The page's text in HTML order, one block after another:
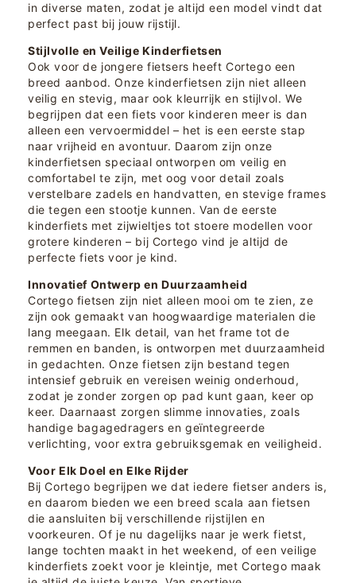
in diverse maten, zodat je altijd een model vindt dat
perfect past bij jouw rijstijl.
Stijlvolle en Veilige Kinderfietsen
Ook voor de jongere fietsers heeft Cortego een
breed aanbod. Onze kinderfietsen zijn niet alleen
veilig en stevig, maar ook kleurrijk en stijlvol. We
begrijpen dat een fiets voor kinderen meer is dan
alleen een vervoermiddel – het is een eerste stap
naar vrijheid en avontuur. Daarom zijn onze
kinderfietsen speciaal ontworpen om veilig en
comfortabel te zijn, met oog voor detail zoals
verstelbare zadels en handvatten, en stevige frames
die tegen een stootje kunnen. Van de eerste
kinderfiets met zijwieltjes tot stoere modellen voor
grotere kinderen – bij Cortego vind je altijd de
perfecte fiets voor je kind.
Innovatief Ontwerp en Duurzaamheid
Cortego fietsen zijn niet alleen mooi om te zien, ze
zijn ook gemaakt van hoogwaardige materialen die
lang meegaan. Elk detail, van het frame tot de
remmen en banden, is ontworpen met duurzaamheid
in gedachten. Onze fietsen zijn bestand tegen
intensief gebruik en vereisen weinig onderhoud,
zodat je zonder zorgen op pad kunt gaan, keer op
keer. Daarnaast zorgen slimme innovaties, zoals
handige bagagedragers en geïntegreerde
verlichting, voor extra gebruiksgemak en veiligheid.
Voor Elk Doel en Elke Rijder
Bij Cortego begrijpen we dat iedere fietser anders is,
en daarom bieden we een breed scala aan fietsen
die aansluiten bij verschillende rijstijlen en
voorkeuren. Of je nu dagelijks naar je werk fietst,
lange tochten maakt in het weekend, of een veilige
kinderfiets zoekt voor je kleintje, met Cortego maak